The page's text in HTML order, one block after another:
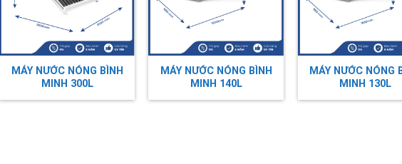
MÁY NƯỚC NÓNG BÌNH
MINH 300L
MÁY NƯỚC NÓNG BÌNH
MINH 140L
MÁY NƯỚC NÓNG
MINH 130L